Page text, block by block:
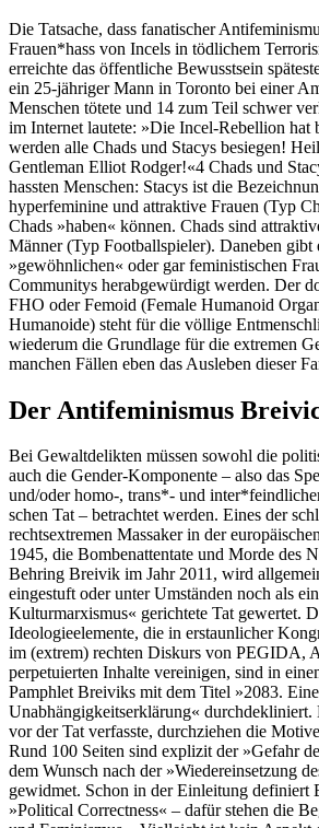
Die Tatsache, dass fanatischer
Frauen*hass von Incels in tödlichem
erreichte das öffentliche Bewusstsein
ein 25-jähriger Mann in Toronto bei einer
Menschen tötete und 14 zum Teil schwer
im Internet lautete: »Die Incel-Rebellion hat
werden alle Chads und Stacys besiegen!
Gentleman Elliot Rodger!«4 Chads und
hassten Menschen: Stacys ist die
hyperfeminine und attraktive Frauen (Typ
Chads »ha­ben« können. Chads sind
Männer (Typ Footballspieler). Daneben gibt
»gewöhnlichen« oder gar feministischen
Communitys herabgewürdigt werden. Der
FHO oder Femoid (Female Humanoid
Humanoide) steht für die völlige
wiederum die Grundlage für die extremen
manchen Fällen eben das Ausleben dieser
Der Antifeminismus
Bei Gewaltdelikten müssen sowohl die
auch die Gender-Komponente – also das
und/oder homo-, trans*- und
schen Tat – betrachtet werden. Eines der
rechtsextremen Massaker in der
1945, die Bombenattentate und Morde des
Behring Breivik im Jahr 2011, wird
eingestuft oder unter Umständen noch als
Kulturmarxismus« gerichtete Tat gewertet.
Ideologieelemente, die in erstaunlicher
im (extrem) rechten Diskurs von PEGIDA,
perpetuierten Inhalte vereinigen, sind in
Pamphlet Brei­viks mit dem Titel »2083.
Unabhängigkeitserklärung«
vor der Tat verfasste, durchziehen die
Rund 100 Seiten sind explizit der »Gefahr
dem Wunsch nach der »Wiedereinsetzung
gewidmet. Schon in der Einleitung definiert
»Political Correctness« – dafür stehen die